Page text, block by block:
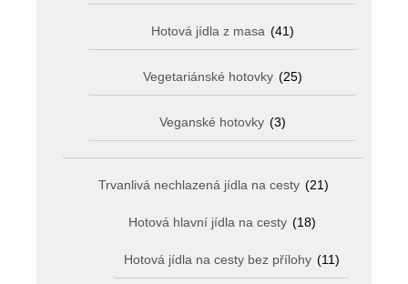
Hotová jídla z masa (41)
Vegetariánské hotovky (25)
Veganské hotovky (3)
Trvanlivá nechlazená jídla na cesty (21)
Hotová hlavní jídla na cesty (18)
Hotová jídla na cesty bez přílohy (11)